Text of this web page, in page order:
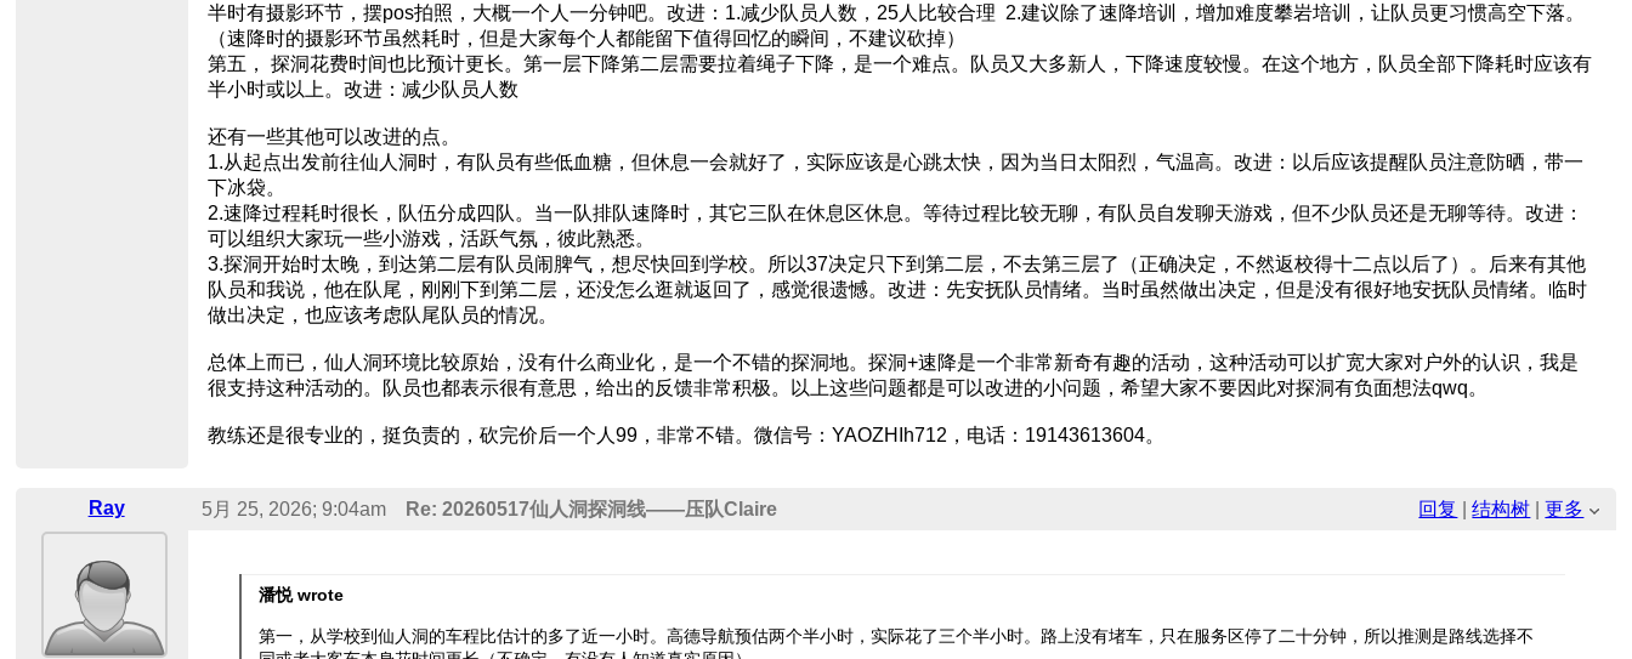
半时有摄影环节，摆pos拍照，大概一个人一分钟吧。改进：1.减少队员人数，25人比较合理 2.建议除了速降培训，增加难度攀岩培训，让队员更习惯高空下落。
（速降时的摄影环节虽然耗时，但是大家每个人都能留下值得回忆的瞬间，不建议砍掉）
第五， 探洞花费时间也比预计更长。第一层下降第二层需要拉着绳子下降，是一个难点。队员又大多新人，下降速度较慢。在这个地方，队员全部下降耗时应该有
半小时或以上。改进：减少队员人数
还有一些其他可以改进的点。
1.从起点出发前往仙人洞时，有队员有些低血糖，但休息一会就好了，实际应该是心跳太快，因为当日太阳烈，气温高。改进：以后应该提醒队员注意防晒，带一
下冰袋。
2.速降过程耗时很长，队伍分成四队。当一队排队速降时，其它三队在休息区休息。等待过程比较无聊，有队员自发聊天游戏，但不少队员还是无聊等待。改进：
可以组织大家玩一些小游戏，活跃气氛，彼此熟悉。
3.探洞开始时太晚，到达第二层有队员闹脾气，想尽快回到学校。所以37决定只下到第二层，不去第三层了（正确决定，不然返校得十二点以后了）。后来有其他
队员和我说，他在队尾，刚刚下到第二层，还没怎么逛就返回了，感觉很遗憾。改进：先安抚队员情绪。当时虽然做出决定，但是没有很好地安抚队员情绪。临时
做出决定，也应该考虑队尾队员的情况。
总体上而已，仙人洞环境比较原始，没有什么商业化，是一个不错的探洞地。探洞+速降是一个非常新奇有趣的活动，这种活动可以扩宽大家对户外的认识，我是
很支持这种活动的。队员也都表示很有意思，给出的反馈非常积极。以上这些问题都是可以改进的小问题，希望大家不要因此对探洞有负面想法qwq。
教练还是很专业的，挺负责的，砍完价后一个人99，非常不错。微信号：YAOZHIh712，电话：19143613604。
Ray 回复 |结构树 |更多
5月 25, 2026; 9:04am Re: 20260517仙人洞探洞线——压队Claire
潘悦 wrote
第一，从学校到仙人洞的车程比估计的多了近一小时。高德导航预估两个半小时，实际花了三个半小时。路上没有堵车，只在服务区停了二十分钟，所以推测是路线选择不